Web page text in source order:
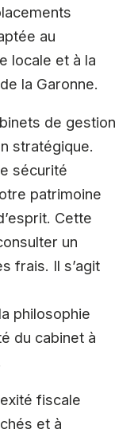
au
locale et à la
la Garonne.
de gestion
stratégique.
sécurité
patrimoine
Cette
un
frais. Il s’agit
philosophie
du cabinet à
fiscale
et à